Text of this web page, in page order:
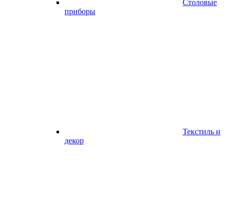
Столовые
приборы
Текстиль и
декор